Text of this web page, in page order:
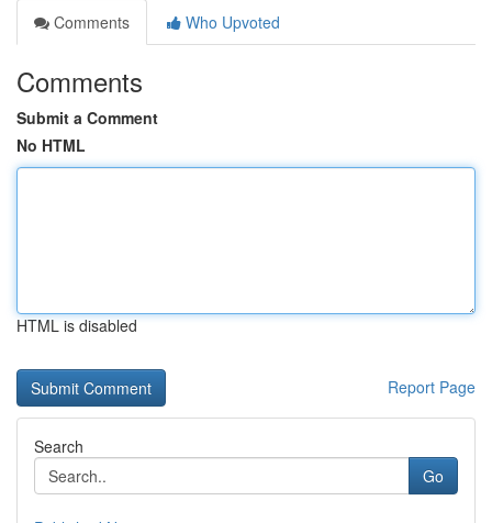
Comments
Who Upvoted
Comments
Submit a Comment
No HTML
HTML is disabled
Report Page
Search
Go